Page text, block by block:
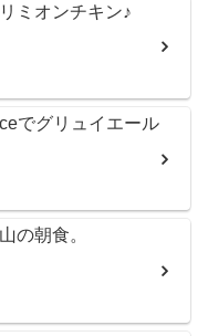
ミオンチキン♪
でグリュイエール
の朝食。